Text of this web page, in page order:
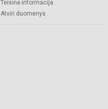
Teisinė informacija
Atviri duomenys